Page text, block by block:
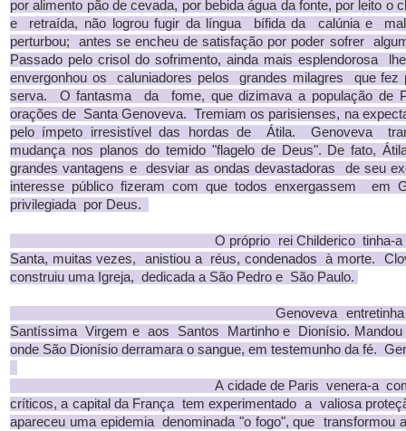
por alimento pão de cevada, por bebida água da fonte, por leito o
e retraída, não logrou fugir da língua bífida da calúnia e
perturbou; antes se encheu de satisfação por poder sofrer
Passado pelo crisol do sofrimento, ainda mais esplendorosa
envergonhou os caluniadores pelos grandes milagres que fez
serva. O fantasma da fome, que dizimava a população de
orações de Santa Genoveva. Tremiam os parisienses, na
pelo ímpeto irresistível das hordas de Átila. Genoveva
mudança nos planos do temido "flagelo de Deus". De fato,
grandes vantagens e desviar as ondas devastadoras de seu
interesse público fizeram com que todos enxergassem em
privilegiada por Deus.
O próprio rei Childerico tinha-a em
Santa, muitas vezes, anistiou a réus, condenados à morte.
construiu uma Igreja, dedicada a São Pedro e São Paulo.
Genoveva entretinha uma
Santíssima Virgem e aos Santos Martinho e Dionísio.
onde São Dionísio derramara o sangue, em testemunho da fé.
A cidade de Paris venera-a como
críticos, a capital da França tem experimentado a valiosa
apareceu uma epidemia denominada "o fogo", que transformou